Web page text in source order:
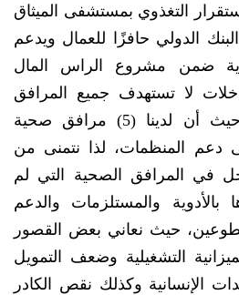
التغذوي بمستشفى الميثاق
الدولي حافزًا للعمال ويدعم
ضمن مشروع الراس المال
لا تستهدف جميع المرافق
الصحية في المديرية حيث أن لدينا (5) مرافق صحية
دعم المنظمات، لذا نتمنى من
في المرافق الصحية التي لم
والمستلزمات والدعم
حيث نعاني بعض القصور
التشغيلية وضعف التمويل
الإنسانية وكذلك نقص الكادر